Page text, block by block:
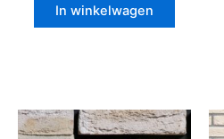
In winkelwagen